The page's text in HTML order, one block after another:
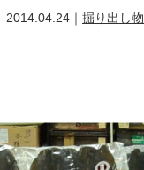
2014.04.24｜ 掘り出し物